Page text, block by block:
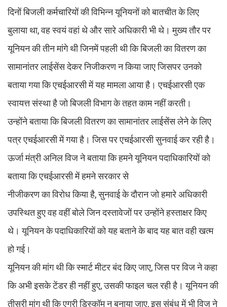
दिनों बिजली कर्मचारियों की विभिन्न यूनियनों को बातचीत के लिए
बुलाया था, वह स्वयं वहां थे और सारे अधिकारी भी थे। मुख्य तौर पर
यूनियन की तीन मांगे थी जिनमें पहली थी कि बिजली का वितरण का
सामानांतर लाईसेंस देकर निजीकरण न किया जाए जिसपर उनको
बताया गया कि एचईआरसी में यह मामला आया है। एचईआरसी एक
स्वायत्त संस्था है जो बिजली विभाग के तहत काम नहीं करती।
उन्होंने बताया कि बिजली वितरण का सामानांतर लाईसेंस लेने के लिए
पत्र एचईआरसी में गया है। जिस पर एचईआरसी सुनवाई कर रही है।
ऊर्जा मंत्री अनिल विज ने बताया कि हमने यूनियन पदाधिकारियों को
बताया कि एचईआरसी में हमने सरकार से
नीजीकरण का विरोध किया है, सुनवाई के दौरान जो हमारे अधिकारी
उपस्थित हुए वह वहीं बोले जिन दस्तावेजों पर उन्होंने हस्ताक्षर किए
थे। यूनियन के पदाधिकारियों को यह बताने के बाद यह बात वही खत्म
हो गई।
यूनियन की मांग थी कि स्मार्ट मीटर बंद किए जाए, जिस पर विज ने कहा
कि अभी इसके टेंडर ही नहीं हुए, उसकी फाइल चल रही है। यूनियन की
तीसरी मांग थी कि एग्री डिस्कॉम न बनाया जाए, इस संबंध में भी विज ने